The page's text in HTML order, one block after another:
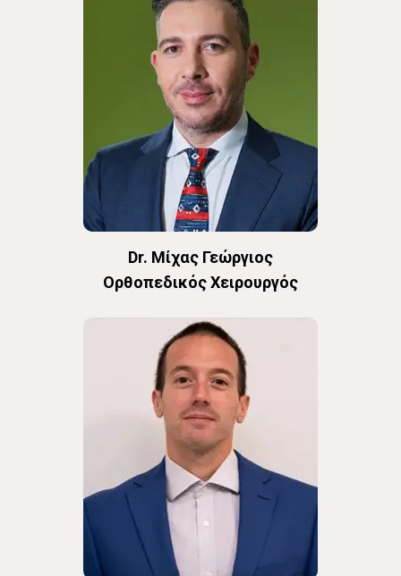
Dr. Μίχας Γεώργιος
Oρθοπεδικός Χειρουργός